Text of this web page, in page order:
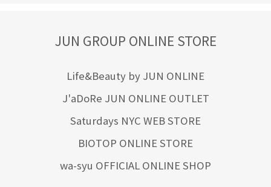
JUN GROUP ONLINE STORE
Life&Beauty by JUN ONLINE
J'aDoRe JUN ONLINE OUTLET
Saturdays NYC WEB STORE
BIOTOP ONLINE STORE
wa-syu OFFICIAL ONLINE SHOP